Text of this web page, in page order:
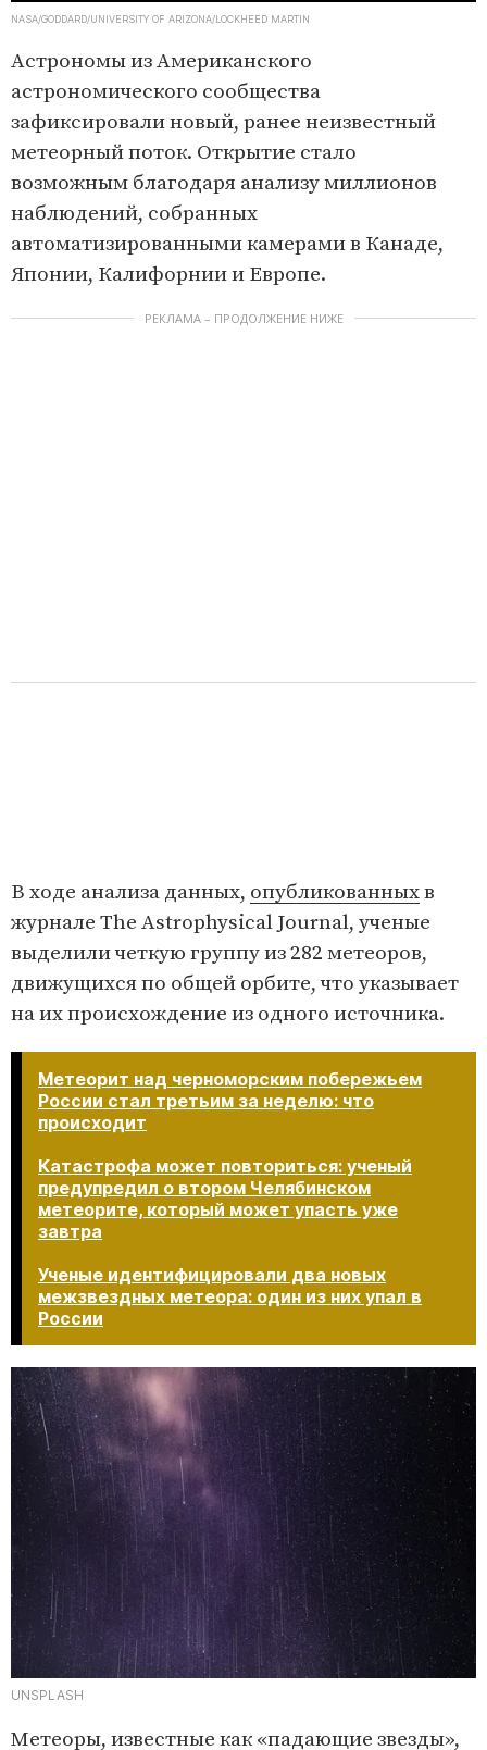
NASA/GODDARD/UNIVERSITY OF ARIZONA/LOCKHEED MARTIN
Астрономы из Американского
астрономического сообщества
зафиксировали новый, ранее неизвестный
метеорный поток. Открытие стало
возможным благодаря анализу миллионов
наблюдений, собранных
автоматизированными камерами в Канаде,
Японии, Калифорнии и Европе.
РЕКЛАМА – ПРОДОЛЖЕНИЕ НИЖЕ
В ходе анализа данных, опубликованныхв
журнале The Astrophysical Journal, ученые
выделили четкую группу из 282 метеоров,
движущихся по общей орбите, что указывает
на их происхождение из одного источника.
Метеорит над черноморским побережьем
России стал третьим за неделю: что
происходит
Катастрофа может повториться: ученый
предупредил о втором Челябинском
метеорите, который может упасть уже
завтра
Ученые идентифицировали два новых
межзвездных метеора: один из них упал в
России​​​​​​​
UNSPLASH
Метеоры, известные как «падающие звезды»,